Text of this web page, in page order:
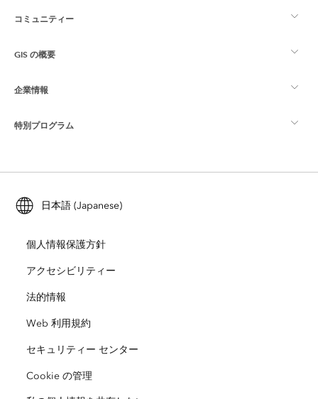
ArcGIS の概要
マッピング
Esri ストア
コミュニティー
Esri Community
ArcGIS ブログ
ユーザー調査およびテスト
Esri Young Professionals Network
GIS の概要
GIS とは
ロケーション インテリジェンス
トレーニング
ArcUser
ArcNews
ArcWatch
Esri Press
Esri ビデオ
企業情報
Esri について
採用情報
オープンビジョン
企業行動規範
特別プログラム
ArcGIS for Student Use
自然保護
教育機関
日本語 (Japanese)
個人情報保護方針
アクセシビリティー
法的情報
Web 利用規約
セキュリティー センター
Cookie の管理